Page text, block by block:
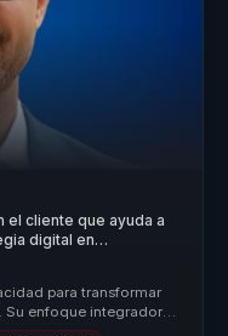
el cliente que ayuda a
digital en
para transformar
Su enfoque integrador